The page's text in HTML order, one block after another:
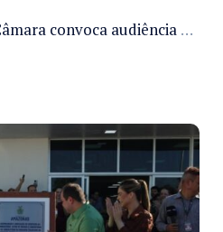
Comissão da Câmara convoca audiência para discutir misoginia nas escolas e universidades após divulgação de listas misóginas